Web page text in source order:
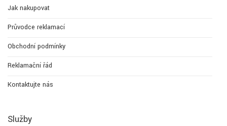
Jak nakupovat
Průvodce reklamací
Obchodní podmínky
Reklamační řád
Kontaktujte nás
Služby